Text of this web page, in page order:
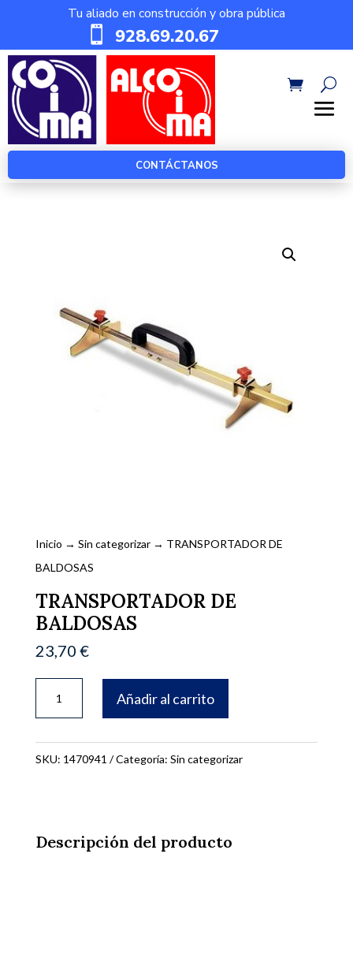
Tu aliado en construcción y obra pública
 928.69.20.67
CONTÁCTANOS
Inicio → Sin categorizar→ TRANSPORTADOR DE
BALDOSAS
TRANSPORTADOR DE
BALDOSAS
23,70 €
cantidad
Añadir al carrito
SKU: 1470941 Categoría: Sin categorizar
Descripción del producto